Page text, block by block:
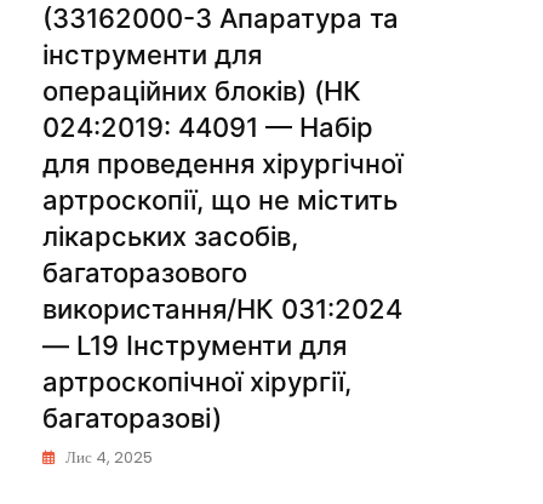
(33162000-3 Апаратура та
інструменти для
операційних блоків) (НК
024:2019: 44091 — Набір
для проведення хірургічної
артроскопії, що не містить
лікарських засобів,
багаторазового
використання/НК 031:2024
— L19 Інструменти для
артроскопічної хірургії,
багаторазові)
Лис 4, 2025